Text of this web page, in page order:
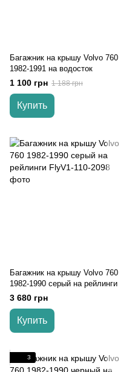
Багажник на крышу Volvo 760
1982-1991 на водосток
1 100 грн 1 188 грн
Купить
Багажник на крышу Volvo 760
1982-1990 серый на рейлинги
3 680 грн
Купить
3